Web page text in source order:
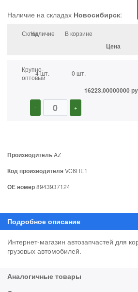
Наличие на складах Новосибирск:
СкладНаличие В корзине
Цена
Крупно-
оптовый
4 шт. 0 шт.
16223.00000000
- +
ПроизводительAZ
Код производителяVC6HE1
ОЕ номер8943937124
Интернет-магазин автозапчастей для
грузовых автомобилей.